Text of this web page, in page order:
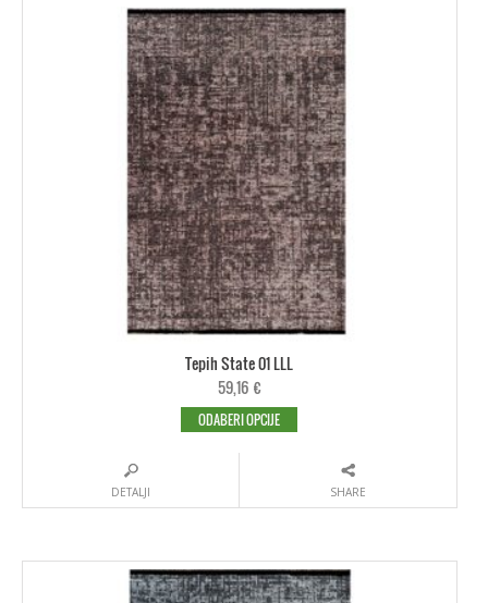
Tepih State 01 LLL
59,16 €
ODABERI OPCIJE
DETALJI SHARE